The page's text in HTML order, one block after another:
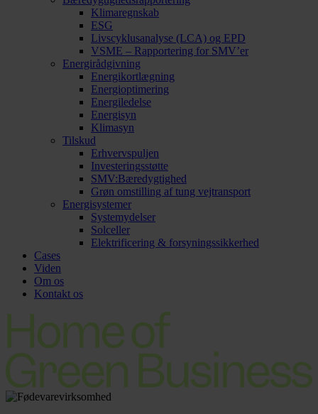
Klimaregnskab
ESG
Livscyklusanalyse (LCA) og EPD
VSME – Rapportering for SMV’er
Energirådgivning
Energikortlægning
Energioptimering
Energiledelse
Energisyn
Klimasyn
Tilskud
Erhvervspuljen
Investeringsstøtte
SMV:Bæredygtighed
Grøn omstilling af tung vejtransport
Energisystemer
Systemydelser
Solceller
Elektrificering & forsyningssikkerhed
Cases
Viden
Om os
Kontakt os